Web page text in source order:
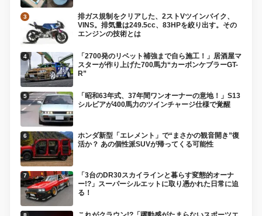
排ガス規制をクリアした、2ストVツインバイク、
VINS。排気量は249.5cc、83HPを絞り出す。その
エンジンの技術とは
「2700発のリベット補強まで自ら施工！」居酒屋マ
スターが作り上げた700馬力“カーボンケブラーGT-
R”
「昭和63年式、37年間ワンオーナーの意地！」S13
シルビアが400馬力のツインチャージ仕様で覚醒
ホンダ新型「エレメント」で“まさかの観音開き”復
活か？ あの個性派SUVが帰ってくる可能性
「3台のDR30スカイラインと暮らす変態的オーナ
ー!?」スーパーシルエットに取り憑かれた日常に迫
る！